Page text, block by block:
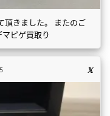
頂きました。 またのご
ピゲ買取り